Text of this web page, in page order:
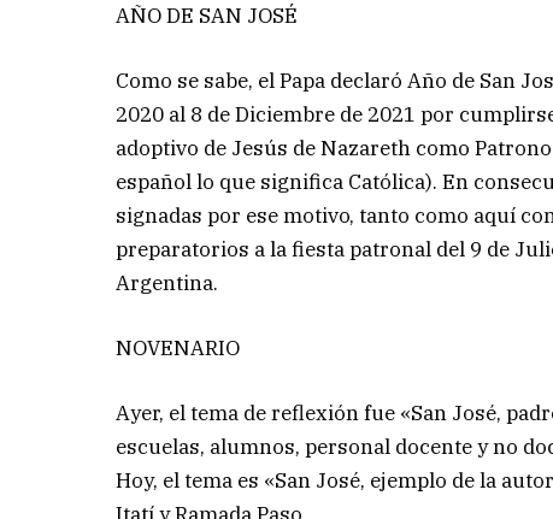
AÑO DE SAN JOSÉ
Como se sabe, el Papa declaró Año de San
2020 al 8 de Diciembre de 2021 por
adoptivo de Jesús de Nazareth como
español lo que significa Católica). En
signadas por ese motivo, tanto como aquí
preparatorios a la fiesta patronal del 9 de
Argentina.
NOVENARIO
Ayer, el tema de reflexión fue «San José,
escuelas, alumnos, personal docente y no
Hoy, el tema es «San José, ejemplo de la